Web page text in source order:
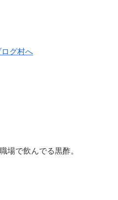
場で飲んでる黒酢。